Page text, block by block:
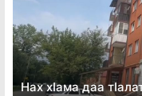
Нах хӏама даа